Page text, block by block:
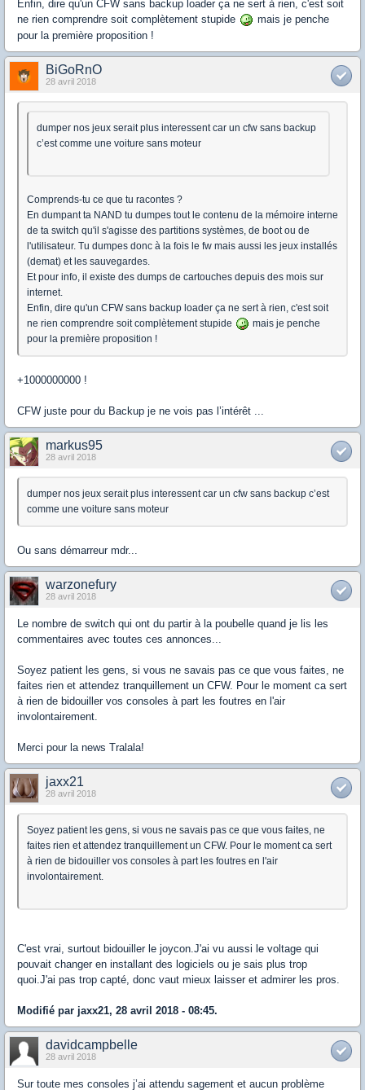
Enfin, dire qu'un CFW sans backup loader ça ne sert à rien, c'est soit
ne rien comprendre soit complètement stupide
mais je penche
pour la première proposition !
BiGoRnO
28 avril 2018
dumper nos jeux serait plus interessent car un cfw sans backup
c’est comme une voiture sans moteur
Comprends-tu ce que tu racontes ?
En dumpant ta NAND tu dumpes tout le contenu de la mémoire interne
de ta switch qu'il s'agisse des partitions systèmes, de boot ou de
l'utilisateur. Tu dumpes donc à la fois le fw mais aussi les jeux installés
(demat) et les sauvegardes.
Et pour info, il existe des dumps de cartouches depuis des mois sur
internet.
Enfin, dire qu'un CFW sans backup loader ça ne sert à rien, c'est soit
ne rien comprendre soit complètement stupide
mais je penche
pour la première proposition !
+1000000000 !
CFW juste pour du Backup je ne vois pas l’intérêt ...
markus95
28 avril 2018
dumper nos jeux serait plus interessent car un cfw sans backup c’est
comme une voiture sans moteur
Ou sans démarreur mdr...
warzonefury
28 avril 2018
Le nombre de switch qui ont du partir à la poubelle quand je lis les
commentaires avec toutes ces annonces...
Soyez patient les gens, si vous ne savais pas ce que vous faites, ne
faites rien et attendez tranquillement un CFW. Pour le moment ca sert
à rien de bidouiller vos consoles à part les foutres en l'air
involontairement.
Merci pour la news Tralala!
jaxx21
28 avril 2018
Soyez patient les gens, si vous ne savais pas ce que vous faites, ne
faites rien et attendez tranquillement un CFW. Pour le moment ca sert
à rien de bidouiller vos consoles à part les foutres en l'air
involontairement.
C'est vrai, surtout bidouiller le joycon.J'ai vu aussi le voltage qui
pouvait changer en installant des logiciels ou je sais plus trop
quoi.J'ai pas trop capté, donc vaut mieux laisser et admirer les pros.
Modifié par jaxx21, 28 avril 2018 - 08:45.
davidcampbelle
28 avril 2018
Sur toute mes consoles j’ai attendu sagement et aucun problème